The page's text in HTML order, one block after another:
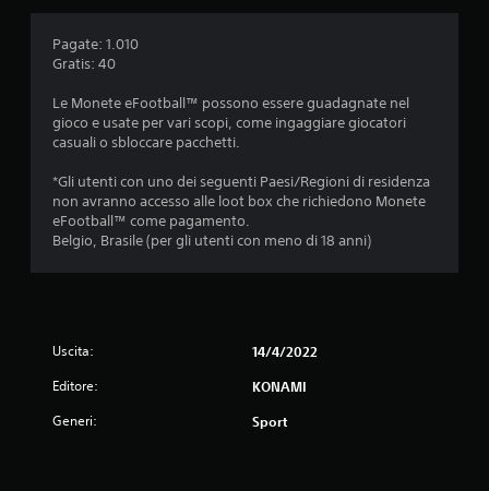
o
i
Pagate: 1.010
Gratis: 40
Le Monete eFootball™ possono essere guadagnate nel
gioco e usate per vari scopi, come ingaggiare giocatori
casuali o sbloccare pacchetti.
*Gli utenti con uno dei seguenti Paesi/Regioni di residenza
non avranno accesso alle loot box che richiedono Monete
eFootball™ come pagamento.
Belgio, Brasile (per gli utenti con meno di 18 anni)
Uscita: 14/4/2022
Editore: KONAMI
Generi: Sport